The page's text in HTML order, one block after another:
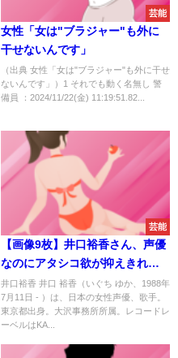
芸能
女性「女は"ブラジャー"も外に
干せないんです」
（出典 女性「女は"ブラジャー"も外に干せ
ないんです」）1 それでも動く名無し 警
備員 ：2024/11/22(金) 11:19:51.82...
芸能
【画像9枚】井口裕香さん、声優
なのにアタシコ欲が抑えきれず
グラドルになる
井口裕香 井口 裕香（いぐち ゆか、1988年
7月11日 - ）は、日本の女性声優、歌手。
東京都出身。大沢事務所所属。レコードレ
ーベルはKA...